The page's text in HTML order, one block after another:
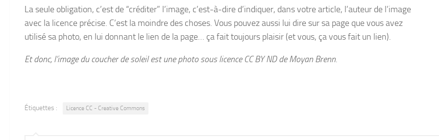
La seule obligation, c’est de “créditer” l’image, c’est-à-dire d’indiquer, dans votre article, l’auteur de l’image
avec la licence précise. C’est la moindre des choses. Vous pouvez aussi lui dire sur sa page que vous avez
utilisé sa photo, en lui donnant le lien de la page… ça fait toujours plaisir (et vous, ça vous fait un lien).
Et donc, l’image du coucher de soleil est une photo sous licence CC BY ND de Moyan Brenn.
Étiquettes : Licence CC - Creative Commons